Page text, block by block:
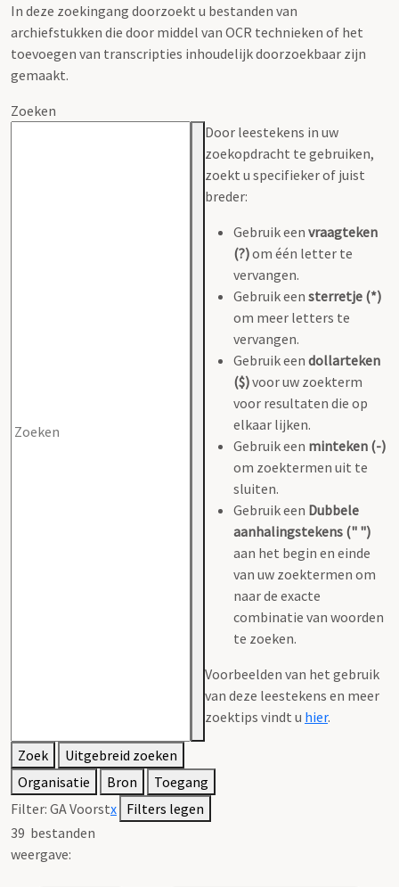
In deze zoekingang doorzoekt u bestanden van
archiefstukken die door middel van OCR technieken of het
toevoegen van transcripties inhoudelijk doorzoekbaar zijn
gemaakt.
Zoeken
Door leestekens in uw
zoekopdracht te gebruiken,
zoekt u specifieker of juist
breder:
Gebruik een vraagteken
(?)om één letter te
vervangen.
Gebruik een sterretje (*)
om meer letters te
vervangen.
Gebruik een dollarteken
($)voor uw zoekterm
voor resultaten die op
elkaar lijken.
Gebruik een minteken (-)
om zoektermen uit te
sluiten.
Gebruik een Dubbele
aanhalingstekens (" ")
aan het begin en einde
van uw zoektermen om
naar de exacte
combinatie van woorden
te zoeken.
Voorbeelden van het gebruik
van deze leestekens en meer
zoektips vindt u hier.
Zoek
Uitgebreid zoeken
Organisatie
Bron
Toegang
Filter: GA Voorstx Filters legen
39 bestanden
weergave: